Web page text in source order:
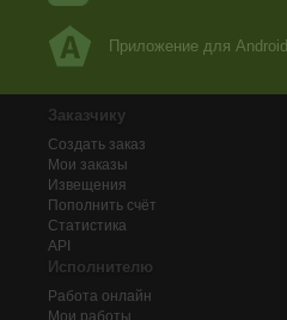
Приложение для Android
Заказчику
Создать заказ
Мои заказы
Извещения
Пополнить счёт
Статистика
API
Исполнителю
Работа онлайн
Мои работы